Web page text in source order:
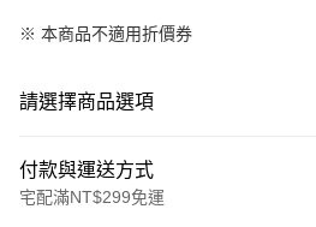
※ 本商品不適用折價券
請選擇商品選項
付款與運送方式
宅配滿NT$299免運